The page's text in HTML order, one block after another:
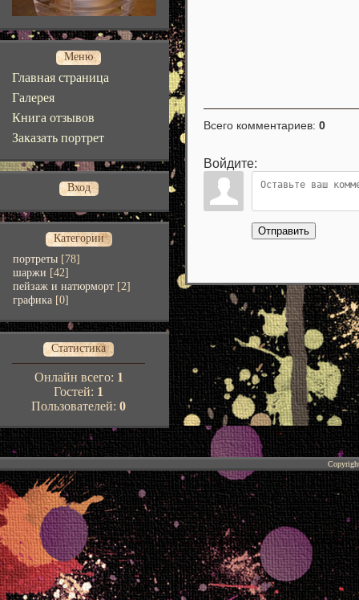
Меню
Главная страница
Галерея
Книга отзывов
Заказать портрет
Вход
Категории
портреты [78]
шаржи [42]
пейзаж и натюрморт [2]
графика [0]
Статистика
Онлайн всего: 1
Гостей: 1
Пользователей: 0
Всего комментариев: 0
Войдите:
Отправить